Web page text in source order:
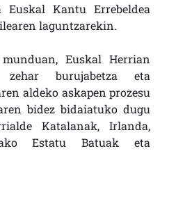
Euskal Kantu Errebeldea
laguntzarekin.
Euskal Herrian
burujabetza eta
aldeko askapen prozesu
bidez bidaiatuko dugu
Katalanak, Irlanda,
Estatu Batuak eta